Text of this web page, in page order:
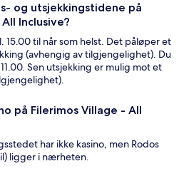
og utsjekkingstidene på
Inclusive?
15.00 til når som helst. Det påløper et
(avhengig av tilgjengelighet). Du
Sen utsjekking er mulig mot et
på Filerimos Village - All
har ikke kasino, men Rodos
ligger i nærheten.